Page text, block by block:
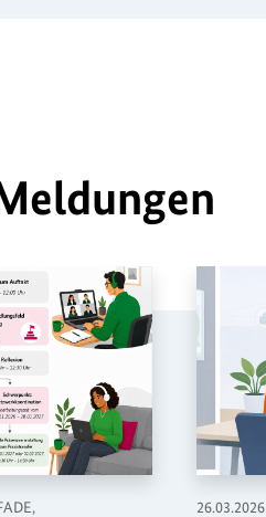
26.03.2026